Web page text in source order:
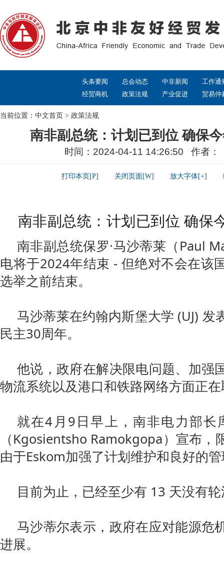
头条要闻 总会动态 中非新闻
工作通
经贸商机
政策法规 产业促进 贸易仲
当前位置： 中文首页 > 政策法规
南非副总统：计划已到位 确保
时间：2024-04-11 14:26:50 作者
打印本页[P] 关闭页面[W] 放大字体[+]
南非副总统：计划已到位 确保
南非副总统保罗·马沙蒂莱（Paul
电将于2024年结束 - 但绝对不会在该
选举之前结束。
马沙蒂莱在约翰内斯堡大学 (UJ) 发
民主30周年。
他说，政府在解决限电问题、加强
物流系统以及港口和铁路网络方面正
就在4月9日早上，南非电力部长
（Kgosientsho Ramokgopa）宣布，
由于Eskom加强了计划维护和良好的
目前为止，已经至少有 13 天没有
马沙蒂尔表示，政府在应对能源危
进展。